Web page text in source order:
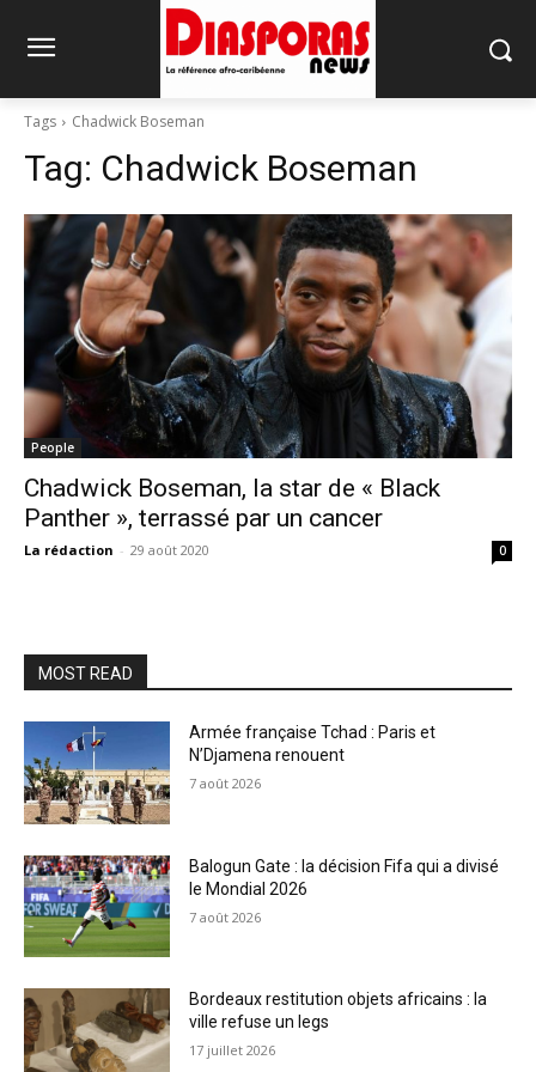
Tags Chadwick Boseman
Tag: Chadwick Boseman
People
Chadwick Boseman, la star de « Black
Panther », terrassé par un cancer
La rédaction - 29 août 2020 0
MOST READ
Armée française Tchad : Paris et
N’Djamena renouent
7 août 2026
Balogun Gate : la décision Fifa qui a divisé
le Mondial 2026
7 août 2026
Bordeaux restitution objets africains : la
ville refuse un legs
17 juillet 2026